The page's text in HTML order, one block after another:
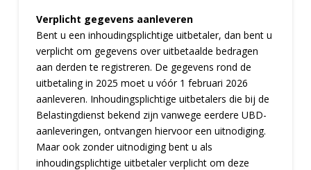
Verplicht gegevens aanleveren
Bent u een inhoudingsplichtige uitbetaler, dan bent u
verplicht om gegevens over uitbetaalde bedragen
aan derden te registreren. De gegevens rond de
uitbetaling in 2025 moet u vóór 1 februari 2026
aanleveren. Inhoudingsplichtige uitbetalers die bij de
Belastingdienst bekend zijn vanwege eerdere UBD-
aanleveringen, ontvangen hiervoor een uitnodiging.
Maar ook zonder uitnodiging bent u als
inhoudingsplichtige uitbetaler verplicht om deze